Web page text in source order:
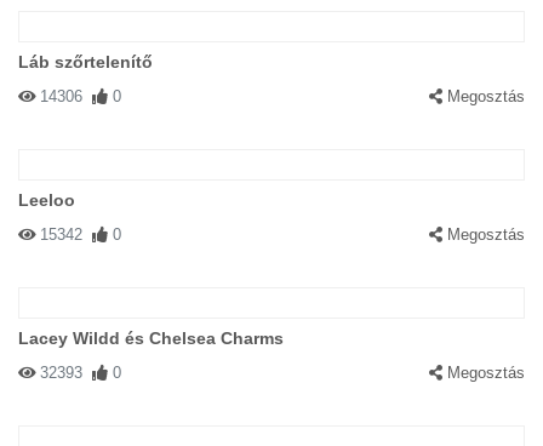
Láb szőrtelenítő
14306 0 Megosztás
Leeloo
15342 0 Megosztás
Lacey Wildd és Chelsea Charms
32393 0 Megosztás